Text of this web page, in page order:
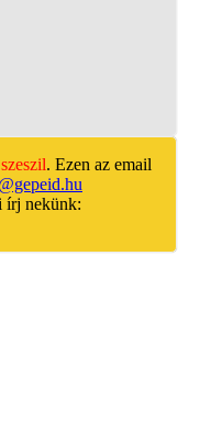
. Ezen az email
írj nekünk: